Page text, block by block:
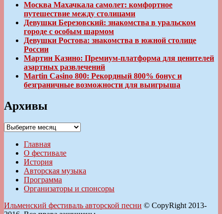
Москва Махачкала самолет: комфортное
путешествие между столицами
Девушки Березовский: знакомства в уральском
городе с особым шармом
Девушки Ростова: знакомства в южной столице
России
Мартин Казино: Премиум-платформа для ценителей
азартных развлечений
Martin Casino 800: Рекордный 800% бонус и
безграничные возможности для выигрыша
Архивы
Архивы
Главная
О фестивале
История
Авторская музыка
Программа
Организаторы и спонсоры
Ильменский фестиваль авторской песни © CopyRight 2013-